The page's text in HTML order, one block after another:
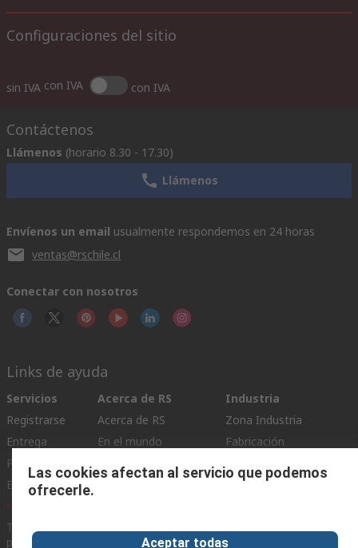
Configuraciones del sitio
sin IVA con IVA con IVA
Contáctenos
Llámenos (horario 8.30 - 17.30)
Llámenos
Envíenos un email usualmente respondemos en 24 horas
ventas@rschile.cl
Conectar con nosotros
Links de ayuda
Servicios
Registrarse
Entrega
Pago
Exportar
Acerca de RS
Acerca de RS
En el mundo
Industria
Zona Industria
Fabricación
Términos del sitio
privacidad
Cookie Policy
Las cookies afectan al servicio que podemos
ofrecerle.
Aceptar todas